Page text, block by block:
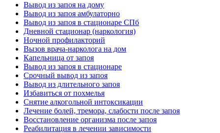
Вывод из запоя на дому
Вывод из запоя амбулаторно
Вывод из запоя в стационаре СПб
Дневной стационар (наркология)
Ночной профилакторий
Вызов врача-нарколога на дом
Капельница от запоя
Вывод из запоя в стационаре
Срочный вывод из запоя
Вывод из длительного запоя
Избавиться от похмелья
Снятие алкогольной интоксикации
Лечение болей, тремора, слабости после запоя
Восстановление организма после запоя
Реабилитация в лечении зависимости